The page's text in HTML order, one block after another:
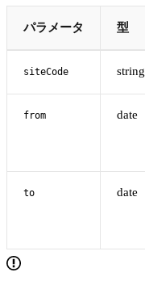
パラメータ 型
siteCode string
from date
to date